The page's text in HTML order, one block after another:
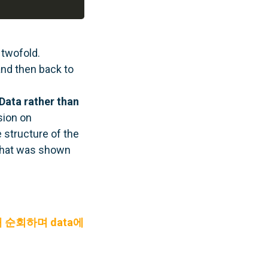
twofold.
then back to
rather than
on
structure of the
was shown
순회하며 data에